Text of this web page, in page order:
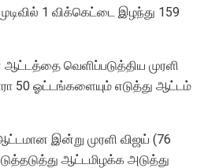
1 விக்கெட்டை இழந்து 159
வெளிப்படுத்திய முரளி
50 ஓட்டங்களையும் எடுத்து ஆட்டம்
இன்று முரளி விஜய் (76
ஆட்டமிழக்க அடுத்து